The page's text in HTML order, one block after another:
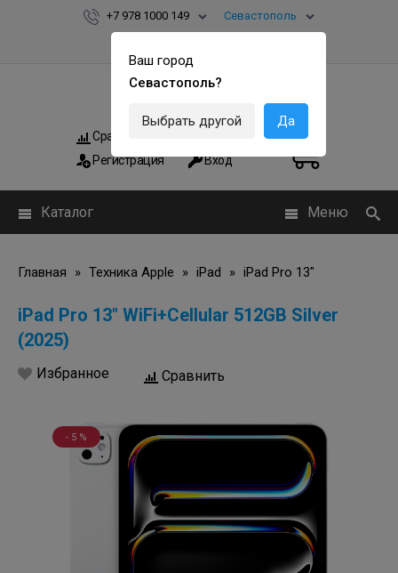
Ваш город
Севастополь?
Выбрать другой Да
+7 978 1000 149 Севастополь
Сравнить
Регистрация
Мои заказы
Вход
0
Каталог Меню
Главная » Техника Apple » iPad » iPad Pro 13"
iPad Pro 13" WiFi+Cellular 512GB Silver
(2025)
Избранное Сравнить
- 5 %